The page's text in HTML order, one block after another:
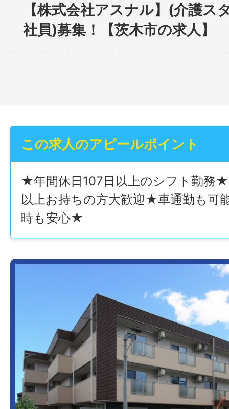
【株式会社アスナル】(介護ス
社員)募集！【茨木市の求人】
この求人のアピールポイント
★年間休日107日以上のシフト勤務
以上お持ちの方大歓迎★車通勤も可
時も安心★